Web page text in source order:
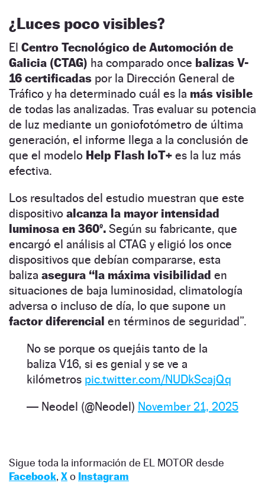
¿Luces poco visibles?
El Centro Tecnológico de Automoción de
Galicia (CTAG) ha comparado once balizas V-
16 certificadas por la Dirección General de
Tráfico y ha determinado cuál es la más visible
de todas las analizadas. Tras evaluar su potencia
de luz mediante un goniofotómetro de última
generación, el informe llega a la conclusión de
que el modelo Help Flash IoT+ es la luz más
efectiva.
Los resultados del estudio muestran que este
dispositivo alcanza la mayor intensidad
luminosa en 360º. Según su fabricante, que
encargó el análisis al CTAG y eligió los once
dispositivos que debían compararse, esta
baliza asegura “la máxima visibilidad en
situaciones de baja luminosidad, climatología
adversa o incluso de día, lo que supone un
factor diferencial en términos de seguridad”.
No se porque os quejáis tanto de la
baliza V16, si es genial y se ve a
kilómetros pic.twitter.com/NUDkScajQq
— Neodel (@Neodel) November 21, 2025
Sigue toda la información de EL MOTOR desde
Facebook, Xo Instagram